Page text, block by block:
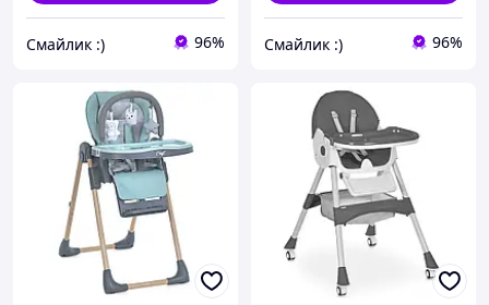
Смайлик :) 96% Смайлик :) 96%